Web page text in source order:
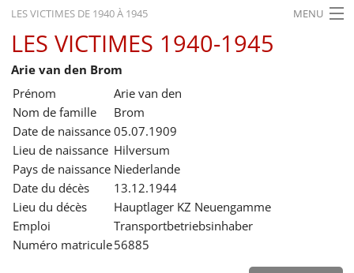
LES VICTIMES DE 1940 À 1945 MENU
ACCUEIL
ACTUALITÉS
EXPOSITIONS
HISTORIQUE
FORMATION
RECHERCHE
SERVICE
LES VICTIMES 1940-1945
Arie van den Brom
Prénom
Arie van den
Nom de famille
Brom
Date de naissance 05.07.1909
Lieu de naissance Hilversum
Pays de naissance Niederlande
Date du décès
13.12.1944
Lieu du décès
Hauptlager KZ Neuengamme
Emploi
Transportbetriebsinhaber
Numéro matricule56885